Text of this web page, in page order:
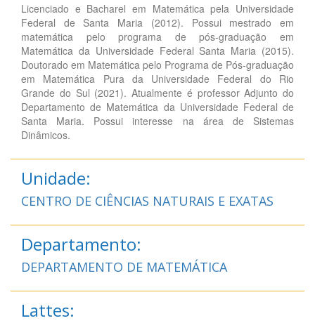
Licenciado e Bacharel em Matemática pela Universidade
Federal de Santa Maria (2012). Possui mestrado em
matemática pelo programa de pós-graduação em
Matemática da Universidade Federal Santa Maria (2015).
Doutorado em Matemática pelo Programa de Pós-graduação
em Matemática Pura da Universidade Federal do Rio
Grande do Sul (2021). Atualmente é professor Adjunto do
Departamento de Matemática da Universidade Federal de
Santa Maria. Possui interesse na área de Sistemas
Dinâmicos.
Unidade:
CENTRO DE CIÊNCIAS NATURAIS E EXATAS
Departamento:
DEPARTAMENTO DE MATEMÁTICA
Lattes: